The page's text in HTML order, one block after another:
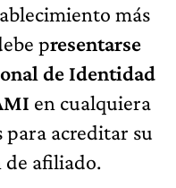
más
presentarse
de Identidad
en cualquiera
para acreditar su
afiliado.